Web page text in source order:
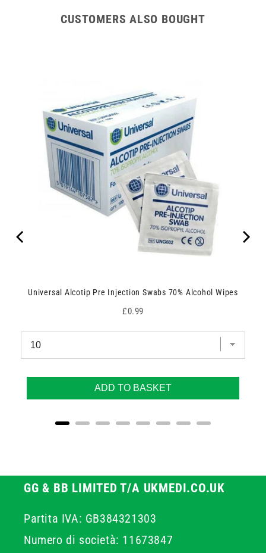
CUSTOMERS ALSO BOUGHT
Universal Alcotip Pre Injection Swabs 70% Alcohol Wipes
Price
£0.99
ADD TO BASKET
GG & BB LIMITED T/A UKMEDI.CO.UK
Partita IVA: GB384321303
Numero di società: 11673847